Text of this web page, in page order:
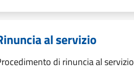
al servizio
di rinuncia al servizio